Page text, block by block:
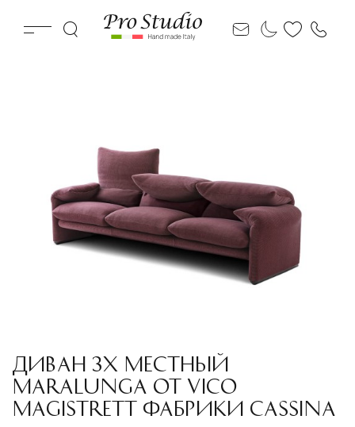
ДИВАН 3Х МЕСТНЫЙ
MARALUNGA ОТ VICO
MAGISTRETT ФАБРИКИ CASSINA